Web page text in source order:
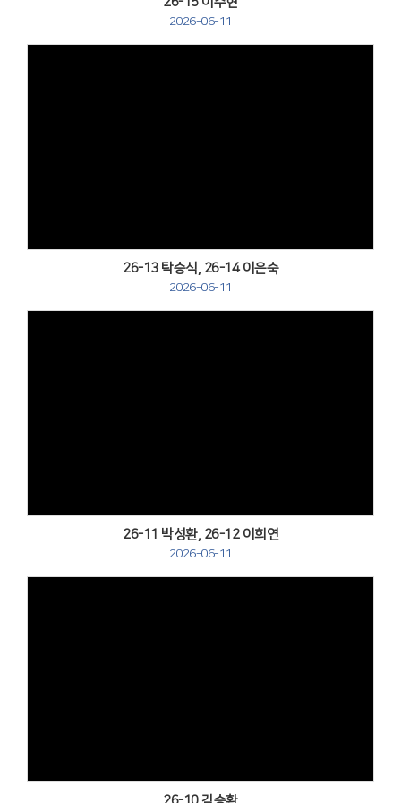
2026-06-11
26-13 탁승식, 26-14 이은숙
2026-06-11
26-11 박성환, 26-12 이희연
2026-06-11